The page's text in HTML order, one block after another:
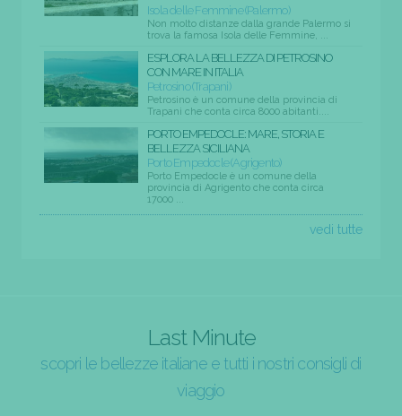
Isola delle Femmine (Palermo)
Non molto distanze dalla grande Palermo si
trova la famosa Isola delle Femmine, ...
ESPLORA LA BELLEZZA DI PETROSINO
CON MARE IN ITALIA
Petrosino (Trapani)
Petrosino è un comune della provincia di
Trapani che conta circa 8000 abitanti....
PORTO EMPEDOCLE: MARE, STORIA E
BELLEZZA SICILIANA
Porto Empedocle (Agrigento)
Porto Empedocle è un comune della
provincia di Agrigento che conta circa
17000 ...
vedi tutte
Last Minute
scopri le bellezze italiane e tutti i nostri consigli di
viaggio